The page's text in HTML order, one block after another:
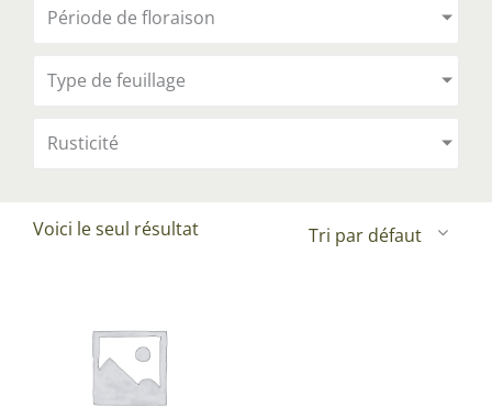
Période de floraison
Type de feuillage
Rusticité
Voici le seul résultat